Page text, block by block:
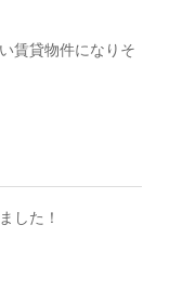
賃貸物件になりそ
した！